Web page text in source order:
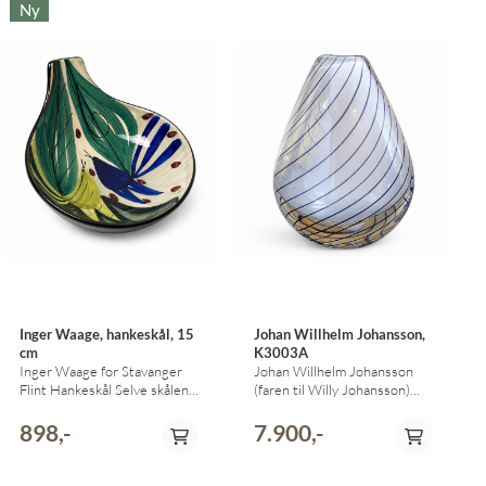
Ny
Inger Waage, hankeskål, 15
cm
Inger Waage for Stavanger
Flint Hankeskål Selve skålen
krakellert på undersiden
898,-
Johan Willhelm Johansson,
K3003A
Johan Willhelm Johansson
(faren til Willy Johansson)
International buyers - please
send mail to
7.900,-